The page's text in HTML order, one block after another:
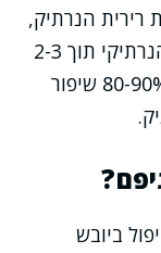
רירית הנרתיק,
מחזיר לחות טבעית, ומשפר את ה-pH הנרתיקי תוך 2-3
שבועות. אפקטיביות הטיפול נמדדת ב-80-90% שיפור
ביובש